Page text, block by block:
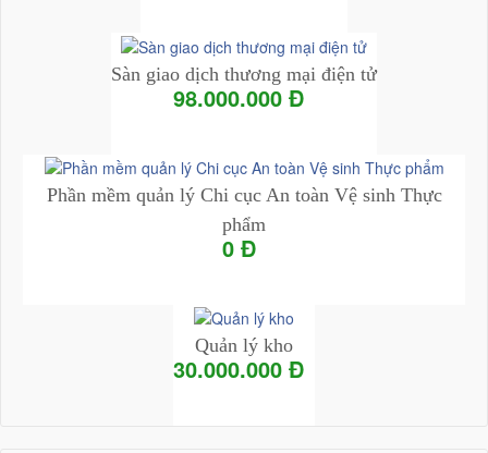
Sàn giao dịch thương mại điện tử
98.000.000 Đ
Phần mềm quản lý Chi cục An toàn Vệ sinh Thực
phẩm
0 Đ
Quản lý kho
30.000.000 Đ